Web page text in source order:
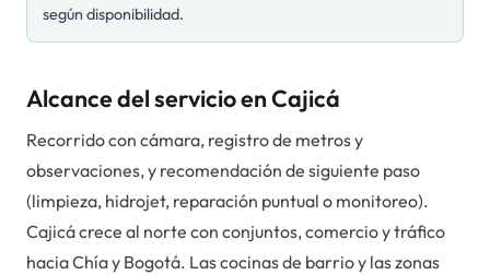
según disponibilidad.
Alcance del servicio en Cajicá
Recorrido con cámara, registro de metros y
observaciones, y recomendación de siguiente paso
(limpieza, hidrojet, reparación puntual o monitoreo).
Cajicá crece al norte con conjuntos, comercio y tráfico
hacia Chía y Bogotá. Las cocinas de barrio y las zonas